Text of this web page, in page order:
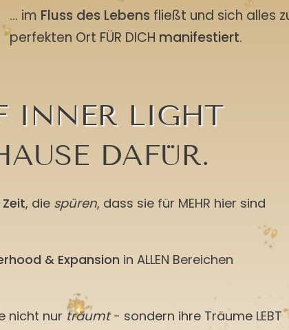
... im Fluss des Lebens fließt und sich alles
perfekten Ort FÜR DICH manifestiert.
INNER LIGHT
DAFÜR.
, die spüren, dass sie für MEHR hier sind
& Expansion in ALLEN Bereichen
nicht nur träumt- sondern ihre Träume LEBT